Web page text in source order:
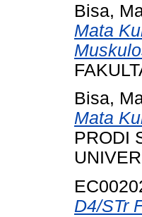
Bisa,
Mata
Bisa,
Mata
PRODI
D4/STr